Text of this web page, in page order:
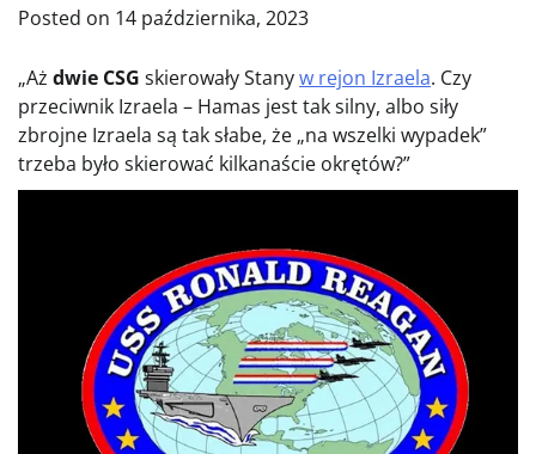
Posted on 14 października, 2023
„Aż dwie CSG skierowały Stanyw rejon Izraela. Czy
przeciwnik Izraela – Hamas jest tak silny, albo siły
zbrojne Izraela są tak słabe, że „na wszelki wypadek”
trzeba było skierować kilkanaście okrętów?”